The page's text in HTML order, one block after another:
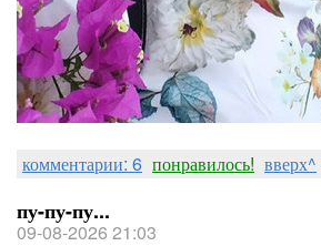
комментарии: 6 понравилось! вверх^
пу-пу-пу...
09-08-2026 21:03